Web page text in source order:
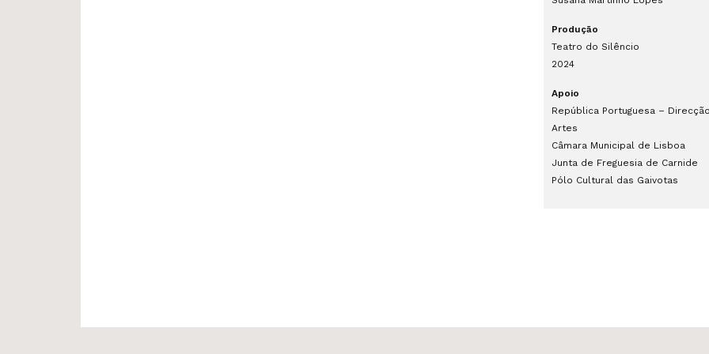
Produção
Teatro do Silêncio
2024
Apoio
República Portuguesa –
Artes
Câmara Municipal de Lisboa
Junta de Freguesia de Carnide
Pólo Cultural das Gaivotas